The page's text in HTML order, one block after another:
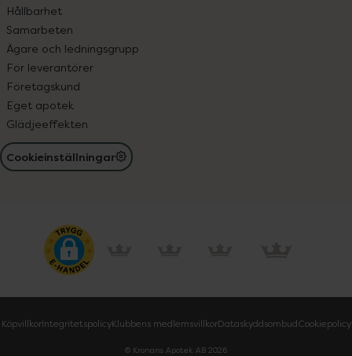
Hållbarhet
Samarbeten
Ägare och ledningsgrupp
För leverantörer
Företagskund
Eget apotek
Glädjeeffekten
Cookieinställningar
KöpvillkorIntegritetspolicyKlubbens medlemsvillkorDataskyddsombudCookiepolicy
© Kronans Apotek AB 2026